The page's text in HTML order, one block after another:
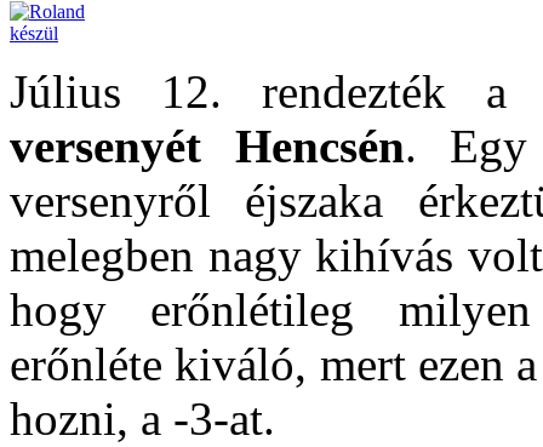
Július 12. rendezték
versenyét Hencsén. Egy
versenyről éjszaka
melegben nagy kihívás
hogy erőnlétileg
erőnléte kiváló, mert ezen
hozni, a -3-at.